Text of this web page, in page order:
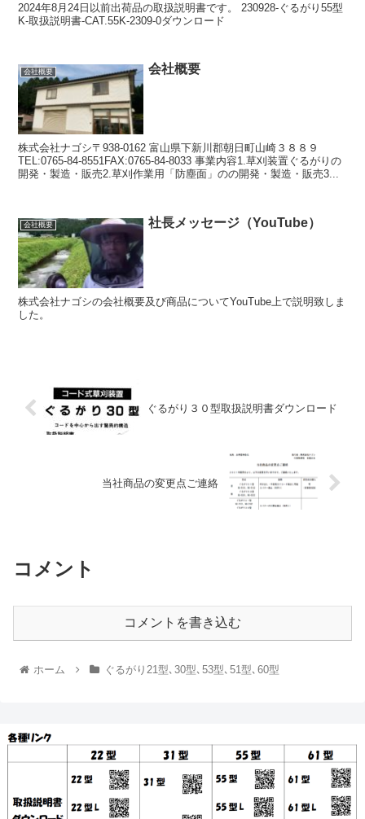
2024年8月24日以前出荷品の取扱説明書です。 230928-ぐるがり55型
K-取扱説明書-CAT.55K-2309-0ダウンロード
会社概要 会社概要
株式会社ナゴシ〒938-0162 富山県下新川郡朝日町山崎３８８９
TEL:0765-84-8551FAX:0765-84-8033 事業内容1.草刈装置ぐるがりの
開発・製造・販売2.草刈作業用「防塵面」のの開発・製造・販売3...
会社概要 社長メッセージ（YouTube）
株式会社ナゴシの会社概要及び商品についてYouTube上で説明致しま
した。
ぐるがり３０型取扱説明書ダウンロード
当社商品の変更点ご連絡
コメント
コメントを書き込む
ホーム ぐるがり21型､30型､53型､51型､60型